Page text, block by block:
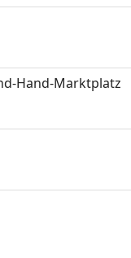
Hand-Marktplatz